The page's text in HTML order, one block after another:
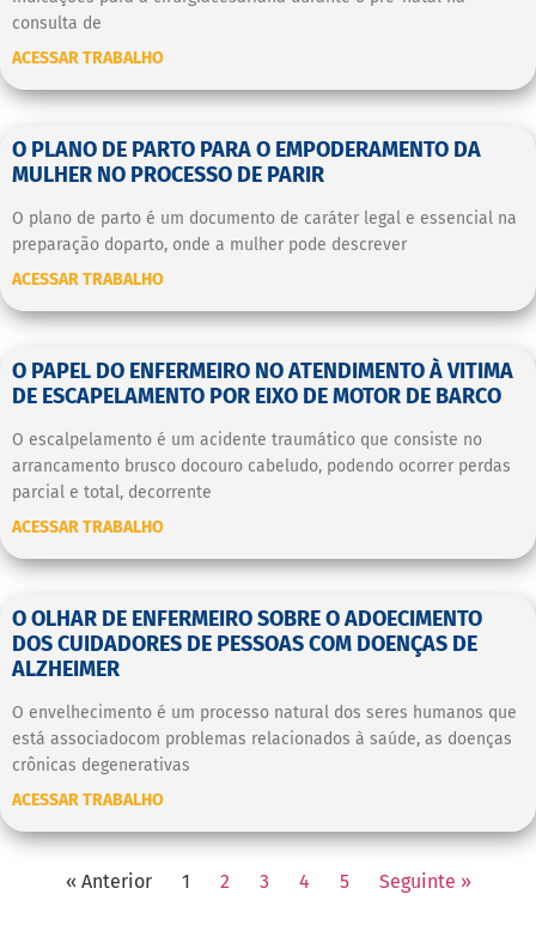
consulta de
ACESSAR TRABALHO
O PLANO DE PARTO PARA O EMPODERAMENTO DA
MULHER NO PROCESSO DE PARIR
O plano de parto é um documento de caráter legal e essencial na
preparação doparto, onde a mulher pode descrever
ACESSAR TRABALHO
O PAPEL DO ENFERMEIRO NO ATENDIMENTO À VITIMA
DE ESCAPELAMENTO POR EIXO DE MOTOR DE BARCO
O escalpelamento é um acidente traumático que consiste no
arrancamento brusco docouro cabeludo, podendo ocorrer perdas
parcial e total, decorrente
ACESSAR TRABALHO
O OLHAR DE ENFERMEIRO SOBRE O ADOECIMENTO
DOS CUIDADORES DE PESSOAS COM DOENÇAS DE
ALZHEIMER
O envelhecimento é um processo natural dos seres humanos que
está associadocom problemas relacionados à saúde, as doenças
crônicas degenerativas
ACESSAR TRABALHO
« Anterior 1 2 3 4 5 Seguinte »